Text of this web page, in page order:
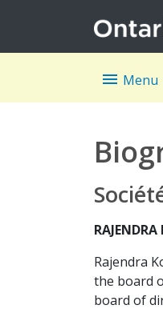
menu Menu
Rajendra
the board
board of